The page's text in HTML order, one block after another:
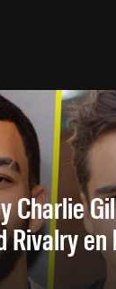
Charlie
Rivalry